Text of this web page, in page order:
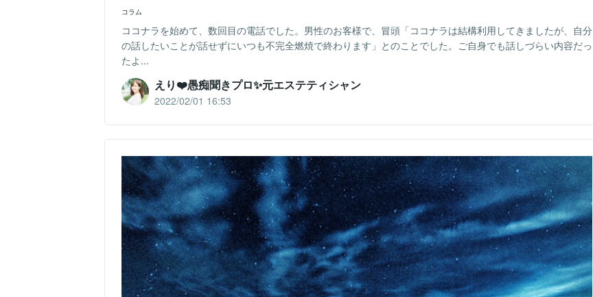
コラム
ココナラを始めて、数回目の電話でした。男性のお客様で、冒頭「ココナラは結構利用してきましたが、自分
の話したいことが話せずにいつも不完全燃焼で終わります」とのことでした。ご自身でも話しづらい内容だっ
たよ...
えり❤️愚痴聞きプロ✨元エステティシャン
2022/02/01 16:53